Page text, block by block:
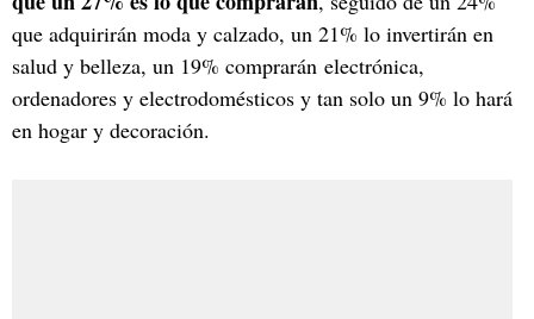
que adquirirán moda y calzado, un 21% lo invertirán en
salud y belleza, un 19% comprarán electrónica,
ordenadores y electrodomésticos y tan solo un 9% lo hará
en hogar y decoración.